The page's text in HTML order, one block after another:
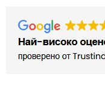
Корона
6181